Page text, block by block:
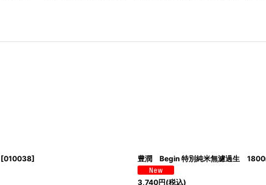
[010038]
豊潤 Begin 特別純米無濾過生
3,740円(税込)